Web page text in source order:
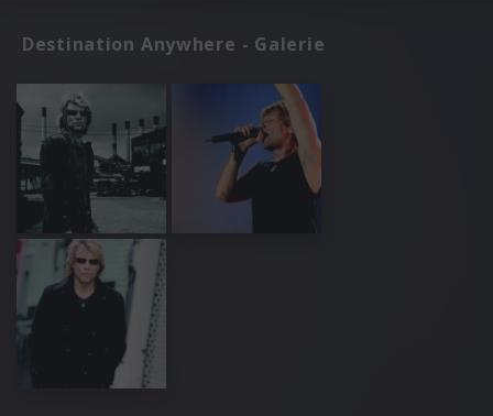
Destination Anywhere - Galerie